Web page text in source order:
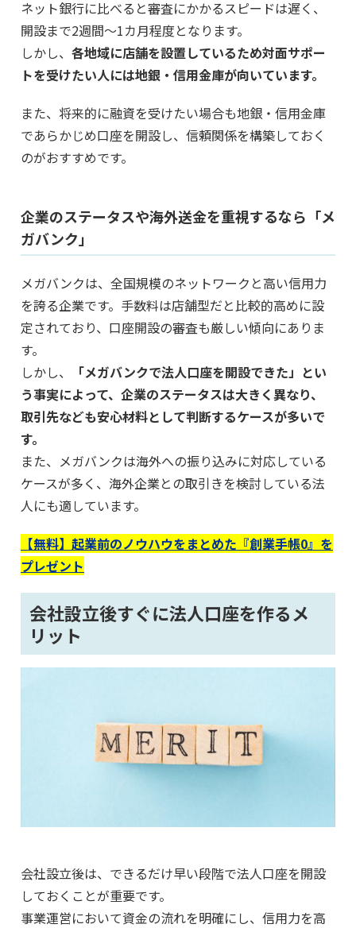
ネット銀行に比べると審査にかかるスピードは遅く、
開設まで2週間～1カ月程度となります。
しかし、 各地域に店舗を設置しているため対面サポー
トを受けたい人には地銀・信用金庫が向いています。
また、将来的に融資を受けたい場合も地銀・信用金庫
であらかじめ口座を開設し、信頼関係を構築しておく
のがおすすめです。
企業のステータスや海外送金を重視するなら「メ
ガバンク」
メガバンクは、全国規模のネットワークと高い信用力
を誇る企業です。手数料は店舗型だと比較的高めに設
定されており、口座開設の審査も厳しい傾向にありま
す。
しかし、
「メガバンクで法人口座を開設できた」とい
う事実によって、企業のステータスは大きく異なり、
取引先なども安心材料として判断するケースが多いで
す。
また、メガバンクは海外への振り込みに対応している
ケースが多く、海外企業との取引きを検討している法
人にも適しています。
【無料】起業前のノウハウをまとめた『創業手帳0』を
プレゼント
会社設立後すぐに法人口座を作るメ
リット
会社設立後は、できるだけ早い段階で法人口座を開設
しておくことが重要です。
事業運営において資金の流れを明確にし、信用力を高